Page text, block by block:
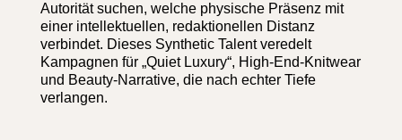
Autorität suchen, welche physische Präsenz mit
einer intellektuellen, redaktionellen Distanz
verbindet. Dieses Synthetic Talent veredelt
Kampagnen für „Quiet Luxury“, High-End-Knitwear
und Beauty-Narrative, die nach echter Tiefe
verlangen.